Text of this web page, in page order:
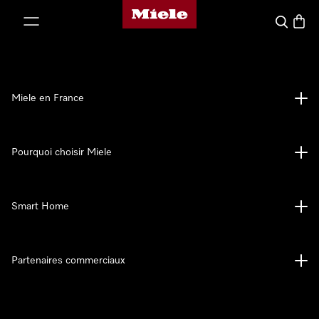
Page d'accueil Miele
Search
Miele en France
Pourquoi choisir Miele
Smart Home
Partenaires commerciaux